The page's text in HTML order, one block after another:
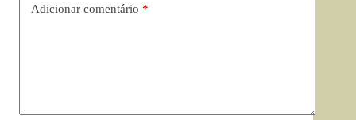
Adicionar comentário *